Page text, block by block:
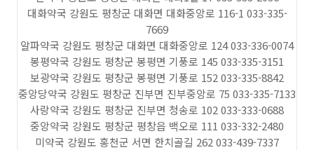
대화약국 강원도 평창군 대화면 대화중앙로 116-1 033-335-
7669
알파약국 강원도 평창군 대화면 대화중앙로 124 033-336-0074
봉평약국 강원도 평창군 봉평면 기풍로 145 033-335-3151
보광약국 강원도 평창군 봉평면 기풍로 152 033-335-8842
중앙당약국 강원도 평창군 진부면 진부중앙로 75 033-335-7133
사랑약국 강원도 평창군 진부면 청송로 102 033-333-0688
중앙약국 강원도 평창군 평창읍 백오로 111 033-332-2480
미약국 강원도 홍천군 서면 한치골길 262 033-439-7337